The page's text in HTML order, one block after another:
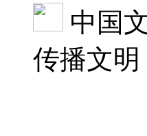
中国
传播文明